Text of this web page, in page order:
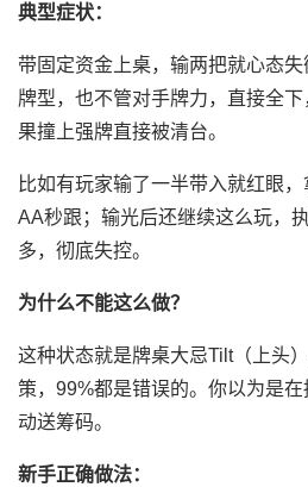
典型症状：
带固定资金上桌，输两把就心态
牌型，也不管对手牌力，直接全
果撞上强牌直接被清台。
比如有玩家输了一半带入就红眼
AA秒跟；输光后还继续这么玩，
多，彻底失控。
为什么不能这么做？
这种状态就是牌桌大忌Tilt（上头
策，99%都是错误的。你以为是
动送筹码。
新手正确做法：